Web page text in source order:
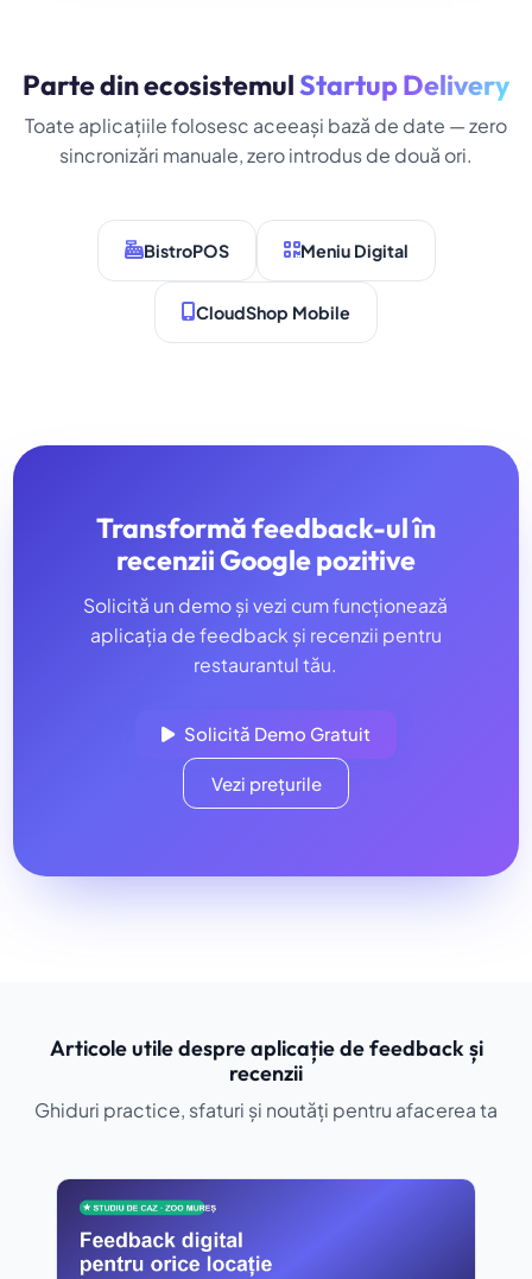
Parte din ecosistemulStartup Delivery
Toate aplicațiile folosesc aceeași bază de date — zero
sincronizări manuale, zero introdus de două ori.
BistroPOS Meniu Digital
CloudShop Mobile
Transformă feedback-ul în
recenzii Google pozitive
Solicită un demo și vezi cum funcționează
aplicația de feedback și recenzii pentru
restaurantul tău.
Solicită Demo Gratuit
Vezi prețurile
Articole utile despre aplicație de feedback și
recenzii
Ghiduri practice, sfaturi și noutăți pentru afacerea ta